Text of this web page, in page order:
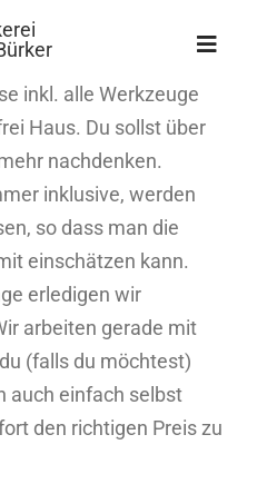
UNS
inkl. alle Werkzeuge
Haus. Du sollst über
nachdenken.
inklusive, werden
so dass man die
einschätzen kann.
erledigen wir
arbeiten gerade mit
(falls du möchtest)
auch einfach selbst
den richtigen Preis zu